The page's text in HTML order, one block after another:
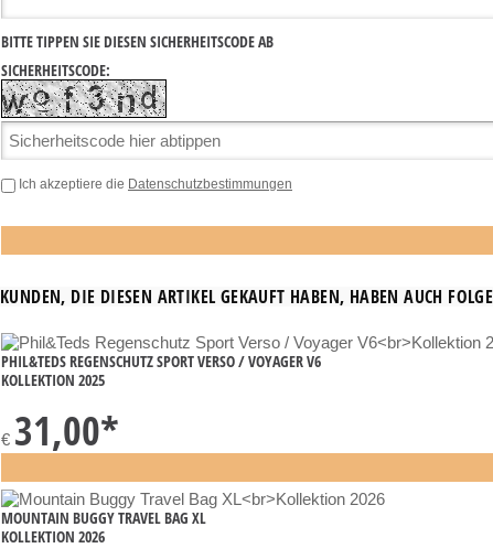
BITTE TIPPEN SIE DIESEN SICHERHEITSCODE AB
SICHERHEITSCODE:
Ich akzeptiere die Datenschutzbestimmungen
KUNDEN, DIE DIESEN ARTIKEL GEKAUFT HABEN, HABEN AUCH
PHIL&TEDS REGENSCHUTZ SPORT VERSO / VOYAGER V6
KOLLEKTION 2025
€ 31,00*
MOUNTAIN BUGGY TRAVEL BAG XL
KOLLEKTION 2026